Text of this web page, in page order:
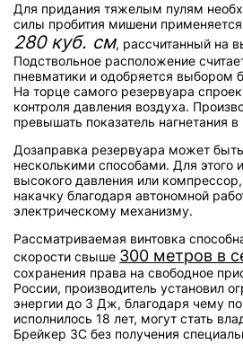
Для придания тяжелым пулям
силы пробития мишени
280 куб. см, рассчитанный на
Подствольное расположение
пневматики и одобряется выбором
На торце самого резервуара
контроля давления воздуха.
превышать показатель нагнетания
Дозаправка резервуара может
несколькими способами. Для этого
высокого давления или
накачку благодаря автономной
электрическому механизму.
Рассматриваемая винтовка
скорости свыше 300 метров в
сохранения права на свободное
России, производитель установил
энергии до 3 Дж, благодаря чему
исполнилось 18 лет, могут стать
Брейкер 3С без получения